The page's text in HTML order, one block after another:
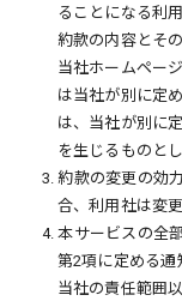
ることになる利
約款の内容とそ
当社ホームペー
は当社が別に定
は、当社が別に
を生じるものとし
3. 約款の変更の効
合、利用社は変
4. 本サービスの全
第2項に定める通
当社の責任範囲